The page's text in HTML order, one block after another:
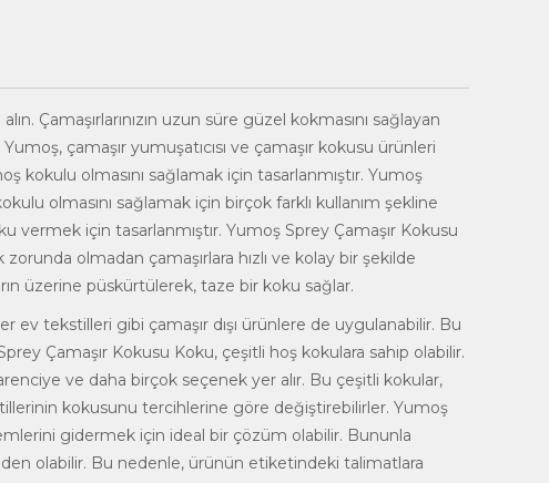
Çamaşırlarınızın uzun süre güzel kokmasını sağlayan
Yumoş, çamaşır yumuşatıcısı ve çamaşır kokusu ürünleri
kokulu olmasını sağlamak için tasarlanmıştır. Yumoş
olmasını sağlamak için birçok farklı kullanım şekline
vermek için tasarlanmıştır. Yumoş Sprey Çamaşır Kokusu
olmadan çamaşırlara hızlı ve kolay bir şekilde
üzerine püskürtülerek, taze bir koku sağlar.
ev tekstilleri gibi çamaşır dışı ürünlere de uygulanabilir. Bu
Çamaşır Kokusu Koku, çeşitli hoş kokulara sahip olabilir.
ve daha birçok seçenek yer alır. Bu çeşitli kokular,
kokusunu tercihlerine göre değiştirebilirler. Yumoş
gidermek için ideal bir çözüm olabilir. Bununla
olabilir. Bu nedenle, ürünün etiketindeki talimatlara